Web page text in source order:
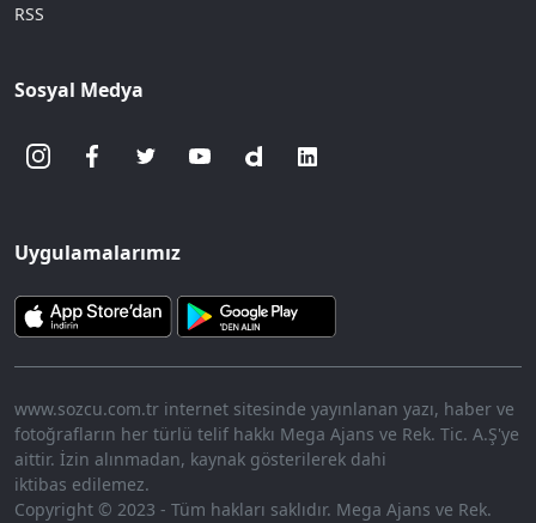
RSS
Sosyal Medya
Uygulamalarımız
www.sozcu.com.tr internet sitesinde yayınlanan yazı, haber ve
fotoğrafların her türlü telif hakkı Mega Ajans ve Rek. Tic. A.Ş'ye
aittir. İzin alınmadan, kaynak gösterilerek dahi
iktibas edilemez.
Copyright © 2023 - Tüm hakları saklıdır. Mega Ajans ve Rek.